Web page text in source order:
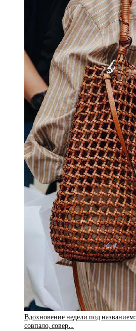
Вдохновение недели под
совпало, совер…